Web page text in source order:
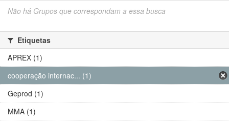
Não há Grupos que correspondam a essa busca
Etiquetas
APREX (1)
cooperação internac... (1)
Geprod (1)
MMA (1)